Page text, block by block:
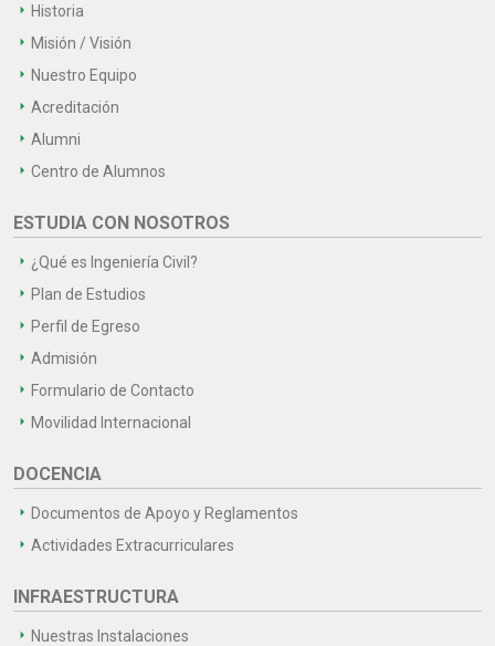
Historia
Misión / Visión
Nuestro Equipo
Acreditación
Alumni
Centro de Alumnos
ESTUDIA CON NOSOTROS
¿Qué es Ingeniería Civil?
Plan de Estudios
Perfil de Egreso
Admisión
Formulario de Contacto
Movilidad Internacional
DOCENCIA
Documentos de Apoyo y Reglamentos
Actividades Extracurriculares
INFRAESTRUCTURA
Nuestras Instalaciones